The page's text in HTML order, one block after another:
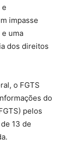
e
impasse
uma
dos direitos
o FGTS
do
pelos
13 de